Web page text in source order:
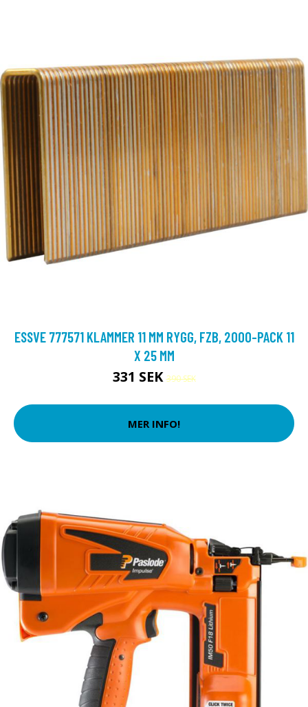
ESSVE 777571 KLAMMER 11 MM RYGG, FZB, 2000-PACK 11
X 25 MM
331 SEK390 SEK
MER INFO!